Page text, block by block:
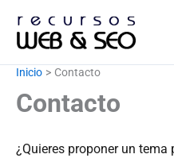
Inicio Contacto
Contacto
¿Quieres proponer un